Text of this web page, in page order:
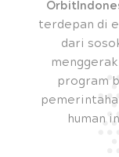
terdepan di
dari
program
human